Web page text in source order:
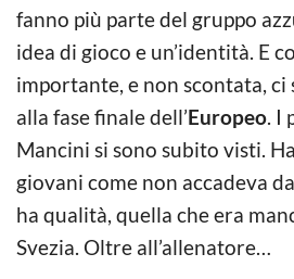
fanno più parte del gruppo
idea di gioco e un’identità. E
importante, e non scontata,
alla fase finale dell’Europeo. I
Mancini si sono subito visti.
giovani come non accadeva
ha qualità, quella che era
Svezia. Oltre all’allenatore…